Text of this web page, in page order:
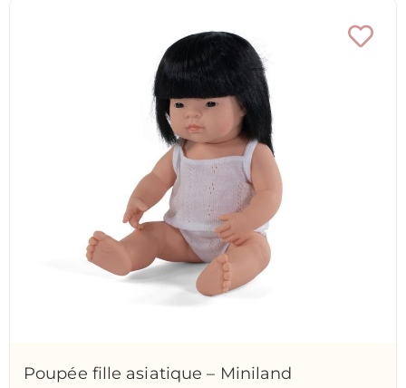
Poupée fille asiatique – Miniland